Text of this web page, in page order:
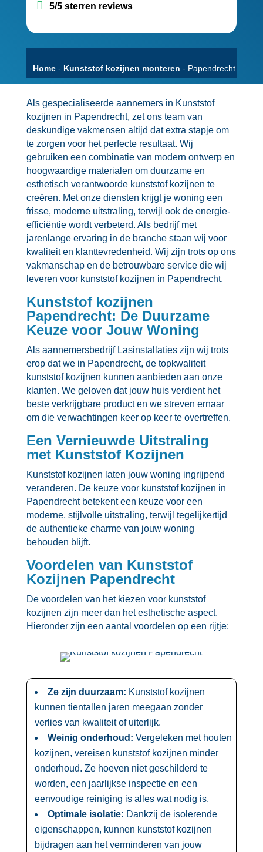
5/5 sterren reviews
Home - Kunststof kozijnen monteren - Papendrecht
Als gespecialiseerde aannemers in Kunststof
kozijnen in Papendrecht, zet ons team van
deskundige vakmensen altijd dat extra stapje om
te zorgen voor het perfecte resultaat.​ Wij
gebruiken een combinatie van modern ontwerp en
hoogwaardige materialen om duurzame en
esthetisch verantwoorde kunststof kozijnen te
creëren.​ Met onze diensten krijgt je woning een
frisse, moderne uitstraling, terwijl ook de energie-
efficiëntie wordt verbeterd.​ Als bedrijf met
jarenlange ervaring in de branche staan wij voor
kwaliteit en klanttevredenheid.​ Wij zijn trots op ons
vakmanschap en de betrouwbare service die wij
leveren voor kunststof kozijnen in Papendrecht.​
Kunststof kozijnen
Papendrecht: De Duurzame
Keuze voor Jouw Woning
Als aannemersbedrijf Lasinstallaties zijn wij trots
erop dat we in Papendrecht, de topkwaliteit
kunststof kozijnen kunnen aanbieden aan onze
klanten.​ We geloven dat jouw huis verdient het
beste verkrijgbare product en we streven ernaar
om die verwachtingen keer op keer te overtreffen.​
Een Vernieuwde Uitstraling
met Kunststof Kozijnen
Kunststof kozijnen laten jouw woning ingrijpend
veranderen.​ De keuze voor kunststof kozijnen in
Papendrecht betekent een keuze voor een
moderne, stijlvolle uitstraling, terwijl tegelijkertijd
de authentieke charme van jouw woning
behouden blijft.​
Voordelen van Kunststof
Kozijnen Papendrecht
De voordelen van het kiezen voor kunststof
kozijnen zijn meer dan het esthetische aspect.​
Hieronder zijn een aantal voordelen op een rijtje:
Ze zijn duurzaam: Kunststof kozijnen
kunnen tientallen jaren meegaan zonder
verlies van kwaliteit of uiterlijk.​
Weinig onderhoud: Vergeleken met houten
kozijnen, vereisen kunststof kozijnen minder
onderhoud.​ Ze hoeven niet geschilderd te
worden, een jaarlijkse inspectie en een
eenvoudige reiniging is alles wat nodig is.​
Optimale isolatie: Dankzij de isolerende
eigenschappen, kunnen kunststof kozijnen
bijdragen aan het verminderen van jouw